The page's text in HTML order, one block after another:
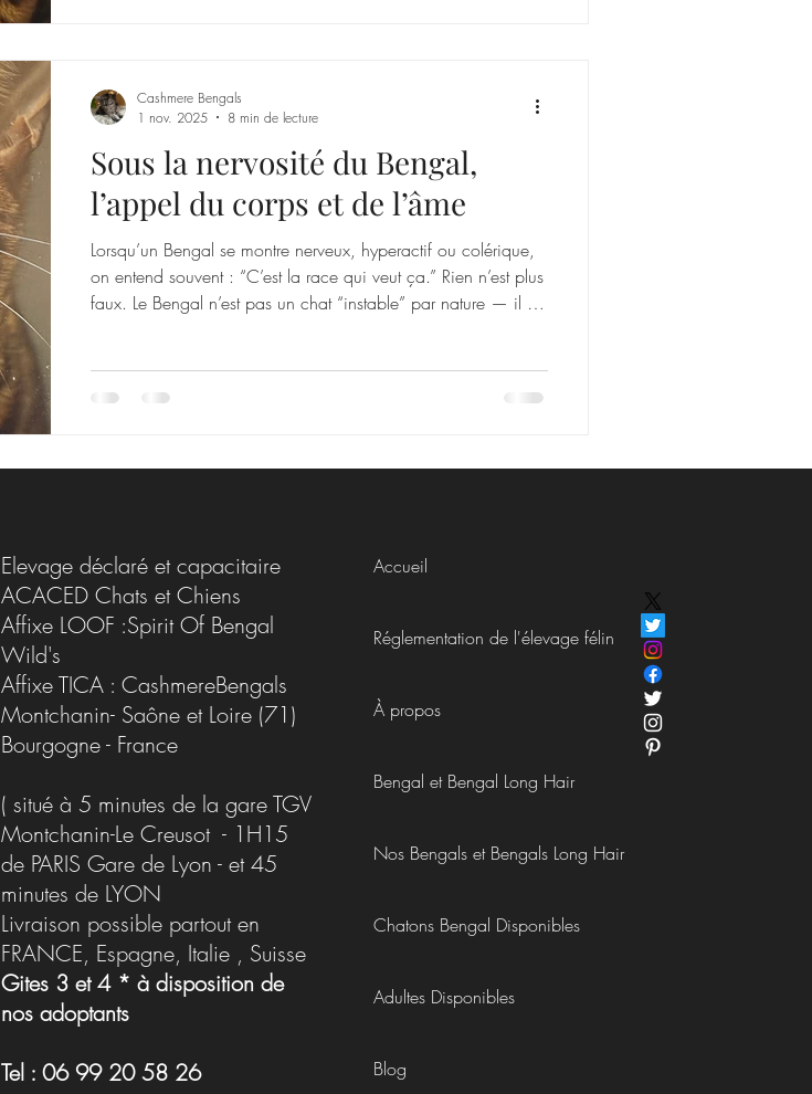
Sous la nervosité du Bengal,
l’appel du corps et de l’âme
Lorsqu’un Bengal se montre nerveux, hyperactif ou colérique,
on entend souvent : “C’est la race qui veut ça.” Rien n’est plus
faux. Le Bengal n’est pas un chat “instable” par nature — il est
l’agressivité n’est en réalité que la manifestation d’un
Cashmere Bengals
1 nov. 2025
8 min de lecture
Elevage déclaré et capacitaire
ACACED Chats et Chiens
Affixe LOOF :Spirit Of Bengal
Wild's
Affixe TICA : CashmereBengals
Montchanin- Saône et Loire (71)
Bourgogne - France
( situé à 5 minutes de la gare TGV
Montchanin-Le Creusot - 1H15
de PARIS Gare de Lyon - et 45
minutes de LYON
Livraison possible partout en
FRANCE, Espagne, Italie , Suisse
Gites 3 et 4 * à disposition de
nos adoptants
Tel : 06 99 20 58 26
Accueil
Réglementation de l'élevage félin
À propos
Bengal et Bengal Long Hair
Nos Bengals et Bengals Long Hair
Chatons Bengal Disponibles
Adultes Disponibles
Blog